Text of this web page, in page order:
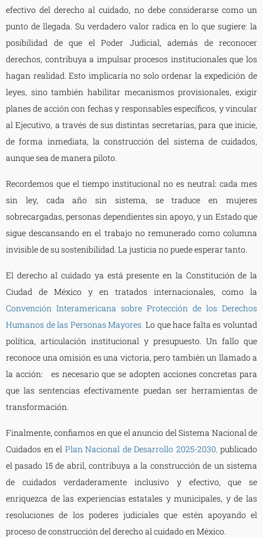
efectivo del derecho al cuidado, no debe considerarse como un
punto de llegada. Su verdadero valor radica en lo que sugiere: la
posibilidad de que el Poder Judicial, además de reconocer
derechos, contribuya a impulsar procesos institucionales que los
hagan realidad. Esto implicaría no solo ordenar la expedición de
leyes, sino también habilitar mecanismos provisionales, exigir
planes de acción con fechas y responsables específicos, y vincular
al Ejecutivo, a través de sus distintas secretarías, para que inicie,
de forma inmediata, la construcción del sistema de cuidados,
aunque sea de manera piloto.
Recordemos que el tiempo institucional no es neutral: cada mes
sin ley, cada año sin sistema, se traduce en mujeres
sobrecargadas, personas dependientes sin apoyo, y un Estado que
sigue descansando en el trabajo no remunerado como columna
invisible de su sostenibilidad. La justicia no puede esperar tanto.
El derecho al cuidado ya está presente en la Constitución de la
Ciudad de México y en tratados internacionales, como la
Convención Interamericana sobre Protección de los Derechos
Humanos de las Personas Mayores.Lo que hace falta es voluntad
política, articulación institucional y presupuesto. Un fallo que
reconoce una omisión es una victoria, pero también un llamado a
la acción: es necesario que se adopten acciones concretas para
que las sentencias efectivamente puedan ser herramientas de
transformación.
Finalmente, confiamos en que el anuncio del Sistema Nacional de
Cuidados en el Plan Nacional de Desarrollo 2025-2030, publicado
el pasado 15 de abril, contribuya a la construcción de un sistema
de cuidados verdaderamente inclusivo y efectivo, que se
enriquezca de las experiencias estatales y municipales, y de las
resoluciones de los poderes judiciales que estén apoyando el
proceso de construcción del derecho al cuidado en México.